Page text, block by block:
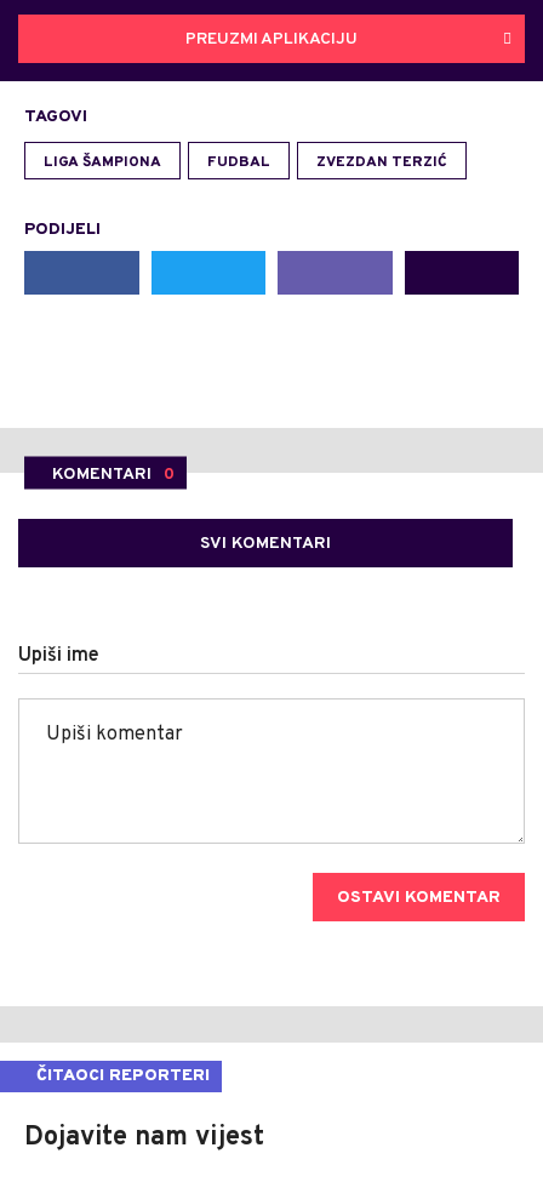
PREUZMI APLIKACIJU
TAGOVI
LIGA ŠAMPIONA FUDBAL ZVEZDAN TERZIĆ
PODIJELI
KOMENTARI 0
SVI KOMENTARI
Upiši ime
OSTAVI KOMENTAR
ČITAOCI REPORTERI
Dojavite nam vijest